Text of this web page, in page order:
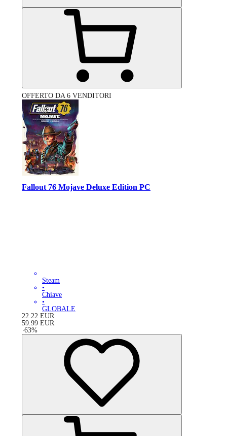
OFFERTO DA 6 VENDITORI
Fallout 76 Mojave Deluxe Edition PC
Steam
•
Chiave
•
GLOBALE
22.22 EUR
59.99 EUR
-63%